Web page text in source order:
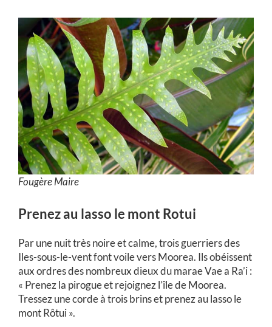
Fougère Maire
Prenez au lasso le mont Rotui
Par une nuit très noire et calme, trois guerriers des
Iles-sous-le-vent font voile vers Moorea. Ils obéissent
aux ordres des nombreux dieux du marae Vae a Ra’i :
« Prenez la pirogue et rejoignez l’île de Moorea.
Tressez une corde à trois brins et prenez au lasso le
mont Rôtui ».